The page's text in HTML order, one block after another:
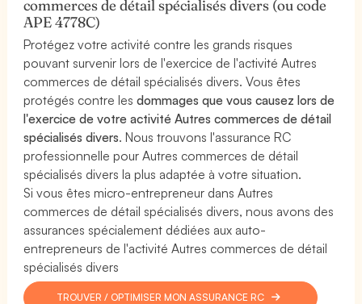
commerces de détail spécialisés divers (ou code
APE 4778C)
Protégez votre activité contre les grands risques
pouvant survenir lors de l'exercice de l'activité Autres
commerces de détail spécialisés divers. Vous êtes
protégés contre lesdommages que vous causez lors de
l'exercice de votre activité Autres commerces de détail
spécialisés divers. Nous trouvons l'assurance RC
professionnelle pour Autres commerces de détail
spécialisés divers la plus adaptée à votre situation.
Si vous êtes micro-entrepreneur dans Autres
commerces de détail spécialisés divers, nous avons des
assurances spécialement dédiées aux auto-
entrepreneurs de l'activité Autres commerces de détail
spécialisés divers
TROUVER / OPTIMISER MON ASSURANCE RC